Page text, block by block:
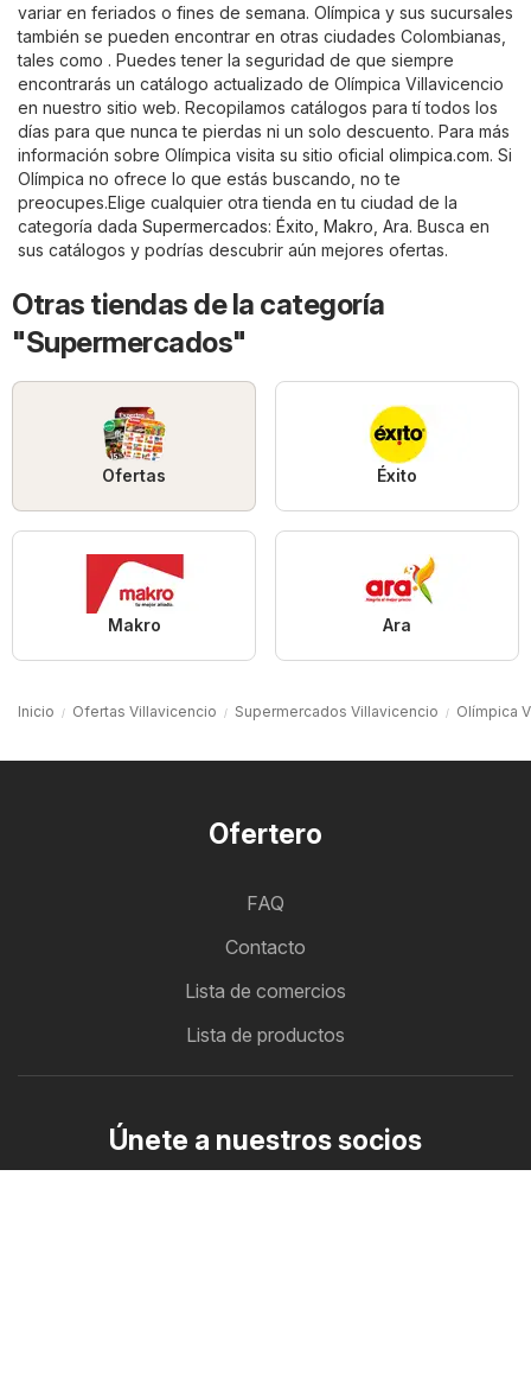
variar en feriados o fines de semana. Olímpica y sus sucursales
también se pueden encontrar en otras ciudades Colombianas,
tales como . Puedes tener la seguridad de que siempre
encontrarás un catálogo actualizado de Olímpica Villavicencio
en nuestro sitio web. Recopilamos catálogos para tí todos los
días para que nunca te pierdas ni un solo descuento. Para más
información sobre Olímpica visita su sitio oficial olimpica.com. Si
Olímpica no ofrece lo que estás buscando, no te
preocupes.Elige cualquier otra tienda en tu ciudad de la
categoría dada Supermercados: Éxito Makro Ara. Busca en
sus catálogos y podrías descubrir aún mejores ofertas.
Otras tiendas de la categoría
"Supermercados"
Ofertas Éxito
Makro Ara
Inicio Ofertas Villavicencio Supermercados Villavicencio Olímpica
Ofertero
FAQ
Contacto
Lista de comercios
Lista de productos
Únete a nuestros socios